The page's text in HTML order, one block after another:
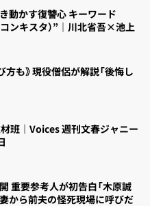
動かす復讐心 キーワード
ンキスタ）”｜川北省吾×池上
方も》現役僧侶が解説「後悔し
班｜Voices 週刊文春ジャニー
重要参考人が初告白「木原誠
から前夫の怪死現場に呼びだ